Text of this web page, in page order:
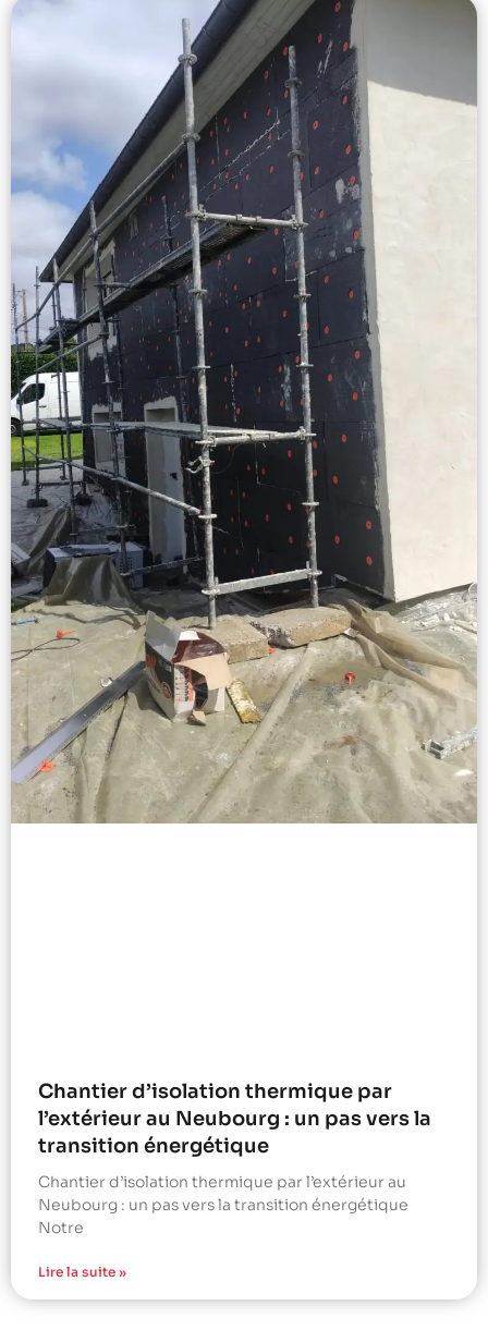
Chantier d’isolation thermique par
l’extérieur au Neubourg : un pas vers la
transition énergétique
Chantier d’isolation thermique par l’extérieur au
Neubourg : un pas vers la transition énergétique
Notre
Lire la suite »